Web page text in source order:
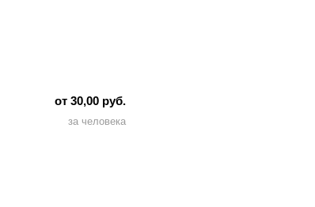
от 30,00 руб.
за человека